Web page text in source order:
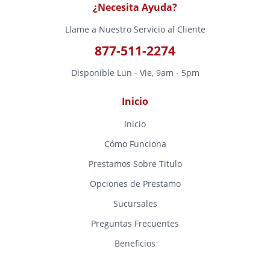
¿Necesita Ayuda?
Llame a Nuestro Servicio al Cliente
877-511-2274
Disponible Lun - Vie, 9am - 5pm
Inicio
Inicio
Cómo Funciona
Prestamos Sobre Titulo
Opciones de Prestamo
Sucursales
Preguntas Frecuentes
Beneficios